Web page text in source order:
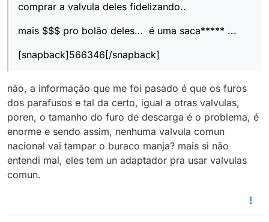
comprar a valvula deles fidelizando..
mais $$$ pro bolão deles… é uma saca***** ...
[snapback]566346[/snapback]
não, a informação que me foi pasado é que os furos
dos parafusos e tal da certo, igual a otras valvulas,
poren, o tamanho do furo de descarga é o problema, é
enorme e sendo assim, nenhuma valvula comun
nacional vai tampar o buraco manja? mais si não
entendi mal, eles tem un adaptador pra usar valvulas
comun.